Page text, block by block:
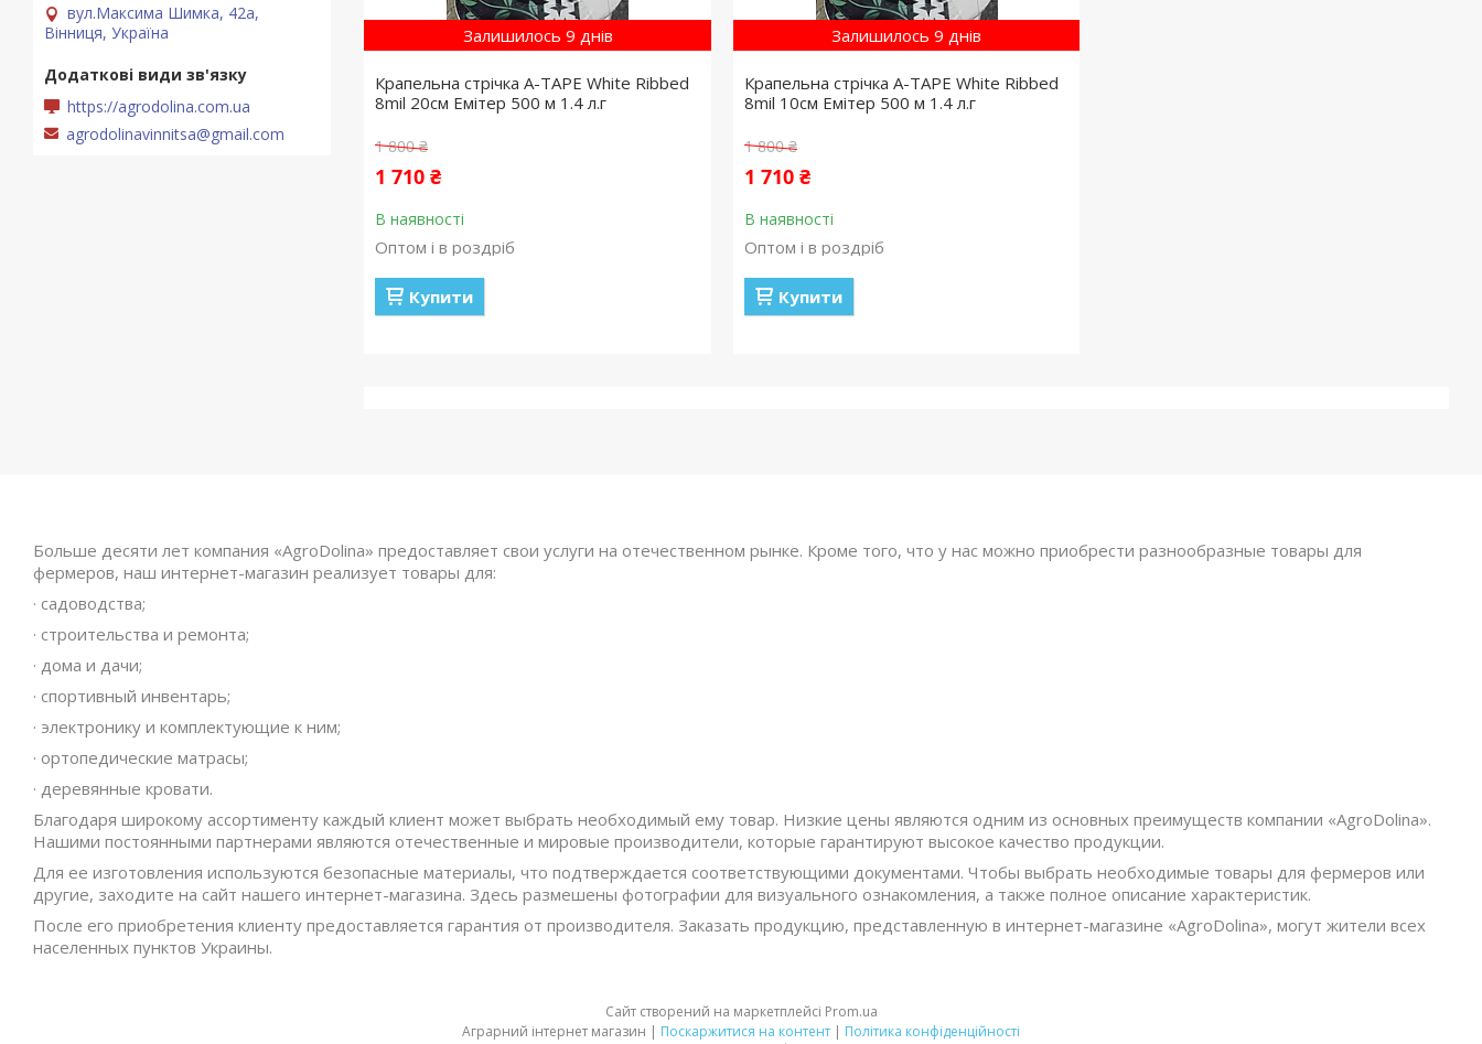
Залишилось 9 днів
Крапельна стрічка A-TAPE White Ribbed
8mil 20см Емітер 500 м 1.4 л.г
1 800 ₴
1 710 ₴
В наявності
Оптом і в роздріб
Купити
Залишилось 9 днів
Крапельна стрічка A-TAPE White Ribbed
8mil 10см Емітер 500 м 1.4 л.г
1 800 ₴
1 710 ₴
В наявності
Оптом і в роздріб
Купити
вул.Максима Шимка, 42а,
Вінниця, Україна
https://agrodolina.com.ua
agrodolinavinnitsa@gmail.com
Больше десяти лет компания «AgroDolina» предоставляет свои услуги на отечественном рынке. Кроме того, что у нас можно приобрести разнообразные товары для
фермеров, наш интернет-магазин реализует товары для:
· садоводства;
· строительства и ремонта;
· дома и дачи;
· спортивный инвентарь;
· электронику и комплектующие к ним;
· ортопедические матрасы;
· деревянные кровати.
Благодаря широкому ассортименту каждый клиент может выбрать необходимый ему товар. Низкие цены являются одним из основных преимуществ компании «AgroDolina».
Нашими постоянными партнерами являются отечественные и мировые производители, которые гарантируют высокое качество продукции.
Для ее изготовления используются безопасные материалы, что подтверждается соответствующими документами. Чтобы выбрать необходимые товары для фермеров или
другие, заходите на сайт нашего интернет-магазина. Здесь размешены фотографии для визуального ознакомления, а также полное описание характеристик.
После его приобретения клиенту предоставляется гарантия от производителя. Заказать продукцию, представленную в интернет-магазине «AgroDolina», могут жители всех
населенных пунктов Украины.
Сайт створений на маркетплейсі Prom.ua
Аграрний інтернет магазин | Поскаржитися на контент | Політика конфіденційності